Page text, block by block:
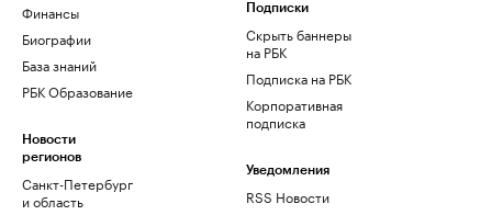
Финансы
Биографии
База знаний
РБК Образование
Новости
регионов
Санкт-Петербург
и область
Подписки
Скрыть баннеры
на РБК
Подписка на РБК
Корпоративная
подписка
Уведомления
RSS Новости